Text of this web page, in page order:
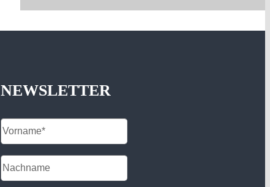
NEWSLETTER